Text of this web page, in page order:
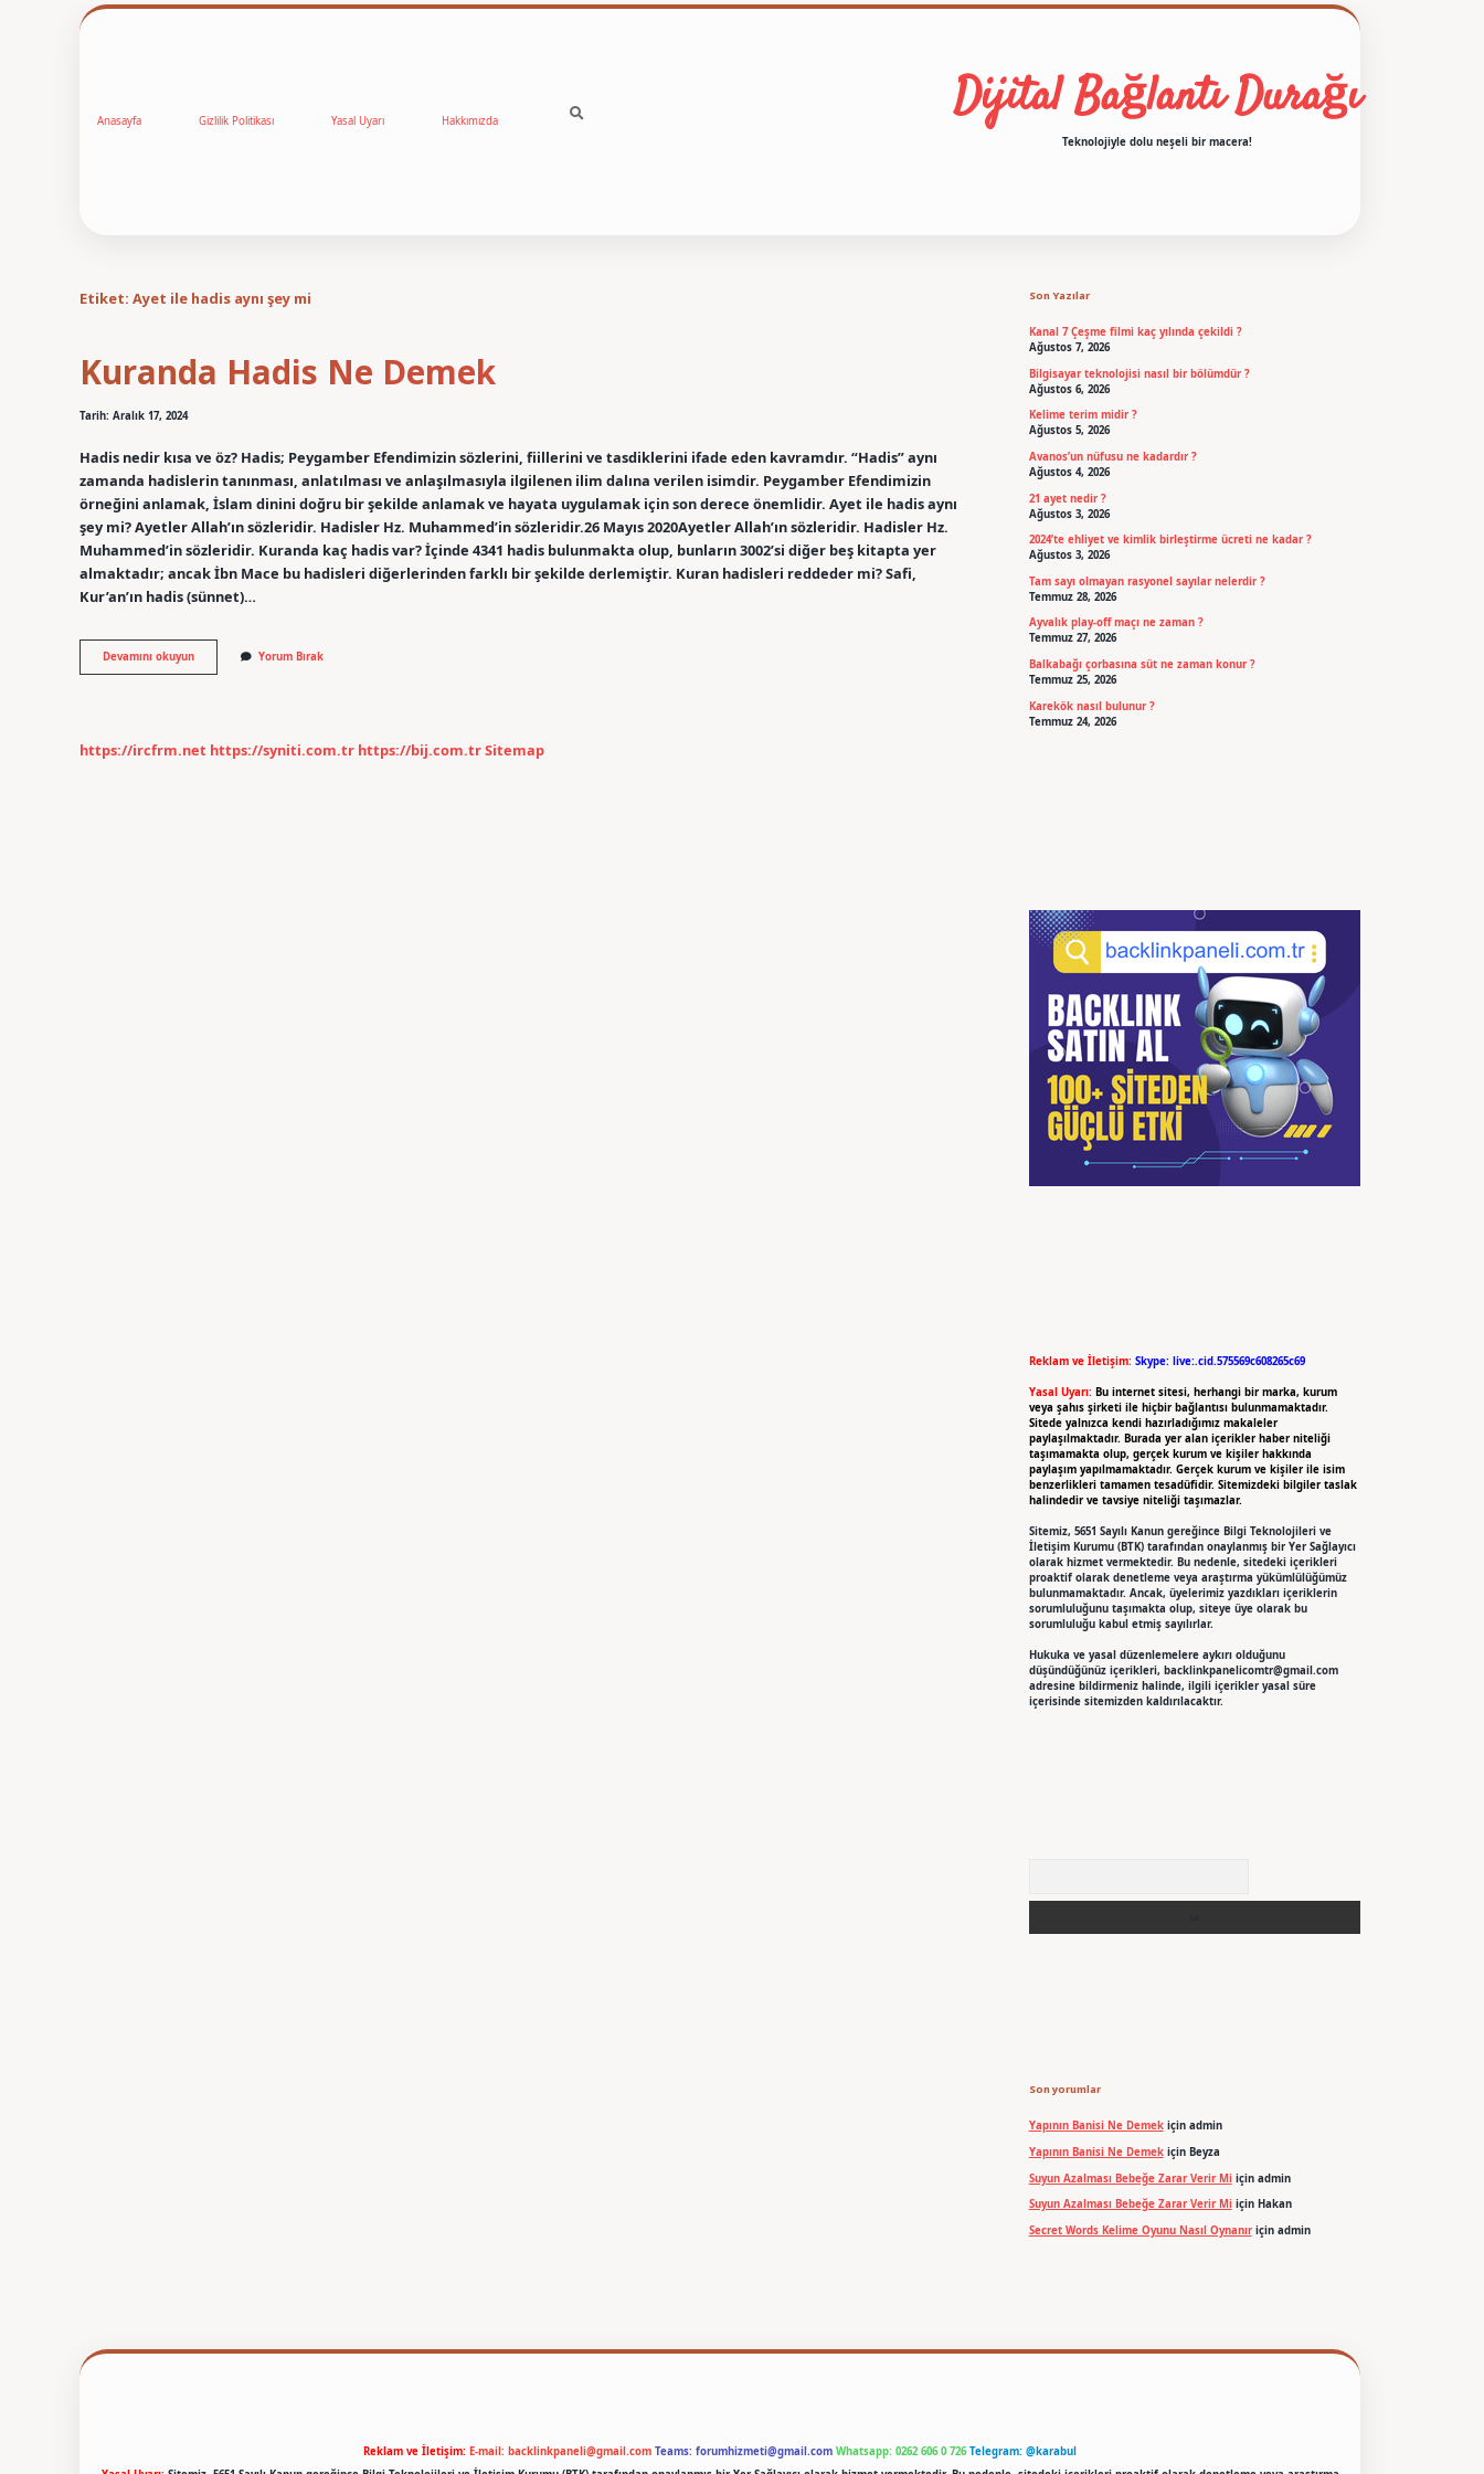
Anasayfa Gizlilik Politikası Yasal Uyarı Hakkımızda Dijital Bağlantı Durağı
Teknolojiyle dolu neşeli bir macera!
Etiket: Ayet ile hadis aynı şey mi
Kuranda Hadis Ne Demek
Tarih: Aralık 17, 2024
Hadis nedir kısa ve öz? Hadis; Peygamber Efendimizin sözlerini, fiillerini ve tasdiklerini ifade eden kavramdır. “Hadis” aynı
zamanda hadislerin tanınması, anlatılması ve anlaşılmasıyla ilgilenen ilim dalına verilen isimdir. Peygamber Efendimizin
örneğini anlamak, İslam dinini doğru bir şekilde anlamak ve hayata uygulamak için son derece önemlidir. Ayet ile hadis aynı
şey mi? Ayetler Allah’ın sözleridir. Hadisler Hz. Muhammed’in sözleridir.26 Mayıs 2020Ayetler Allah’ın sözleridir. Hadisler Hz.
Muhammed’in sözleridir. Kuranda kaç hadis var? İçinde 4341 hadis bulunmakta olup, bunların 3002’si diğer beş kitapta yer
almaktadır; ancak İbn Mace bu hadisleri diğerlerinden farklı bir şekilde derlemiştir. Kuran hadisleri reddeder mi? Safi,
Kur’an’ın hadis (sünnet)…
Devamını okuyunKuranda
Hadis
Yorum Bırak
https://ircfrm.net https://syniti.com.tr https://bij.com.trSitemap
Son Yazılar
Kanal 7 Çeşme filmi kaç yılında çekildi ?
Ağustos 7, 2026
Bilgisayar teknolojisi nasıl bir bölümdür ?
Ağustos 6, 2026
Kelime terim midir ?
Ağustos 5, 2026
Avanos’un nüfusu ne kadardır ?
Ağustos 4, 2026
21 ayet nedir ?
Ağustos 3, 2026
2024’te ehliyet ve kimlik birleştirme ücreti ne kadar ?
Ağustos 3, 2026
Tam sayı olmayan rasyonel sayılar nelerdir ?
Temmuz 28, 2026
Ayvalık play-off maçı ne zaman ?
Temmuz 27, 2026
Balkabağı çorbasına süt ne zaman konur ?
Temmuz 25, 2026
Karekök nasıl bulunur ?
Temmuz 24, 2026
Reklam ve İletişim: Skype: live:.cid.575569c608265c69
Yasal Uyarı: Bu internet sitesi, herhangi bir marka, kurum
veya şahıs şirketi ile hiçbir bağlantısı bulunmamaktadır.
Sitede yalnızca kendi hazırladığımız makaleler
paylaşılmaktadır. Burada yer alan içerikler haber niteliği
taşımamakta olup, gerçek kurum ve kişiler hakkında
paylaşım yapılmamaktadır. Gerçek kurum ve kişiler ile isim
benzerlikleri tamamen tesadüfidir. Sitemizdeki bilgiler taslak
halindedir ve tavsiye niteliği taşımazlar.
Sitemiz, 5651 Sayılı Kanun gereğince Bilgi Teknolojileri ve
İletişim Kurumu (BTK) tarafından onaylanmış bir Yer Sağlayıcı
olarak hizmet vermektedir. Bu nedenle, sitedeki içerikleri
proaktif olarak denetleme veya araştırma yükümlülüğümüz
bulunmamaktadır. Ancak, üyelerimiz yazdıkları içeriklerin
sorumluluğunu taşımakta olup, siteye üye olarak bu
sorumluluğu kabul etmiş sayılırlar.
Hukuka ve yasal düzenlemelere aykırı olduğunu
düşündüğünüz içerikleri, backlinkpanelicomtr@gmail.com
adresine bildirmeniz halinde, ilgili içerikler yasal süre
içerisinde sitemizden kaldırılacaktır.
Son yorumlar
Yapının Banisi Ne Demekiçin admin
Yapının Banisi Ne Demekiçin Beyza
Suyun Azalması Bebeğe Zarar Verir Miiçin admin
Suyun Azalması Bebeğe Zarar Verir Miiçin Hakan
Secret Words Kelime Oyunu Nasıl Oynanıriçin admin
Reklam ve İletişim: E-mail: backlinkpaneli@gmail.com Teams: forumhizmeti@gmail.com Whatsapp: 0262 606 0 726 Telegram: @karabul